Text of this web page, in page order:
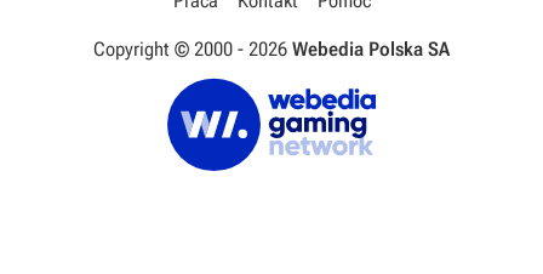
Copyright © 2000 - 2026 Webedia Polska SA